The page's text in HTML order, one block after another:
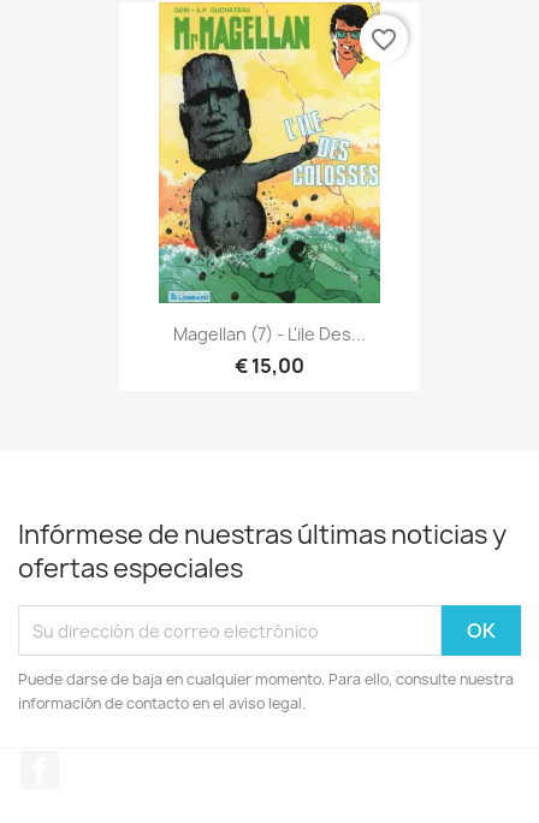
Magellan (7) - L'ile Des...
€ 15,00
favorite_border
Infórmese de nuestras últimas noticias y
ofertas especiales
Puede darse de baja en cualquier momento. Para ello, consulte nuestra
información de contacto en el aviso legal.